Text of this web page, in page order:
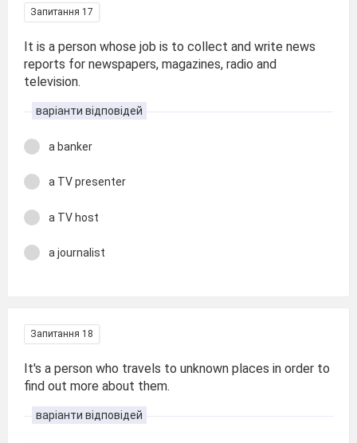
Запитання 17
It is a person whose job is to collect and write news
reports for newspapers, magazines, radio and
television.
варіанти відповідей
a banker
a TV presenter
a TV host
a journalist
Запитання 18
It's a person who travels to unknown places in order to
find out more about them.
варіанти відповідей